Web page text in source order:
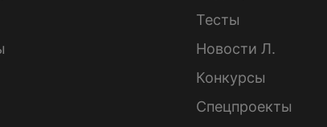
Тесты
Новости Л.
Конкурсы
Спецпроекты